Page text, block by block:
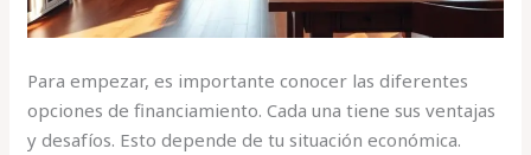
Para empezar, es importante conocer las diferentes
opciones de financiamiento. Cada una tiene sus ventajas
y desafíos. Esto depende de tu situación económica.